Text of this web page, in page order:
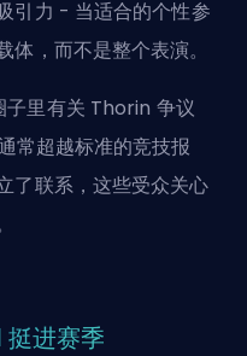
引力 - 当适合的个性参
，而不是整个表演。
里有关 Thorin 争议
常超越标准的竞技报
了联系，这些受众关心
进赛季